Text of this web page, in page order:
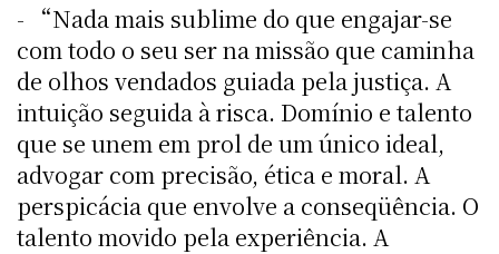
- “Nada mais sublime do que engajar-se
com todo o seu ser na missão que caminha
de olhos vendados guiada pela justiça. A
intuição seguida à risca. Domínio e talento
que se unem em prol de um único ideal,
advogar com precisão, ética e moral. A
perspicácia que envolve a conseqüência. O
talento movido pela experiência. A